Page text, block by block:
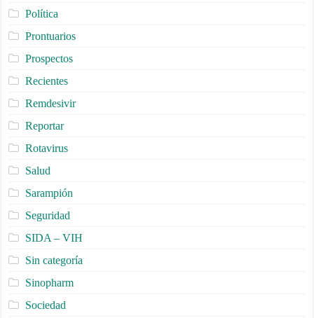
Política
Prontuarios
Prospectos
Recientes
Remdesivir
Reportar
Rotavirus
Salud
Sarampión
Seguridad
SIDA – VIH
Sin categoría
Sinopharm
Sociedad